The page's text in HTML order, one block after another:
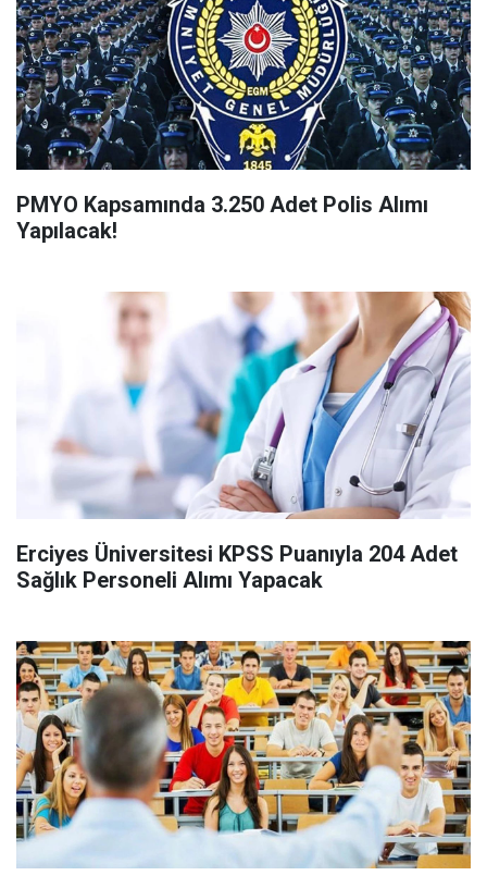
PMYO Kapsamında 3.250 Adet Polis Alımı
Yapılacak!
Erciyes Üniversitesi KPSS Puanıyla 204 Adet
Sağlık Personeli Alımı Yapacak